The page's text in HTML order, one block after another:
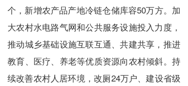
个，新增农产品产地冷链仓储库容50万方。加
大农村水电路气网和公共服务设施投入力度，
推动城乡基础设施互联互通、共建共享，推进
教育、医疗、养老等优质资源向农村倾斜。持
续改善农村人居环境，改厕24万户、建设省级